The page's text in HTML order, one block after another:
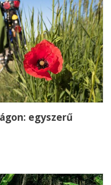
egyszerű